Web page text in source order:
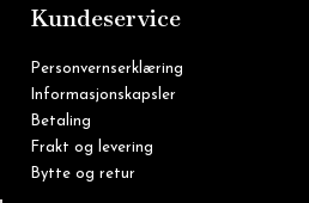
Kundeservice
Personvernserklæring
Informasjonskapsler
Betaling
Frakt og levering
Bytte og retur